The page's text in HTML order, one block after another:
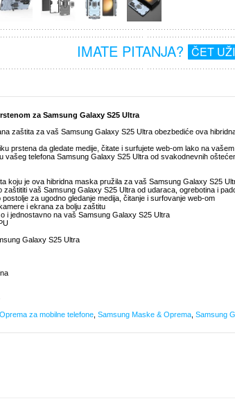
IMATE PITANJA? ČET
za Samsung Galaxy S25 Ultra
zaštita za vaš Samsung Galaxy S25 Ultra obezbediće ova
prstena da gledate medije, čitate i surfujete web-om lako na
vašeg telefona Samsung Galaxy S25 Ultra od svakodnevnih
koju je ova hibridna maska pružila za vaš Samsung Galaxy S25
zaštititi vaš Samsung Galaxy S25 Ultra od udaraca, ogrebotina i
za ugodno gledanje medija, čitanje i surfovanje web-om
i ekrana za bolju zaštitu
i jednostavno na vaš Samsung Galaxy S25 Ultra
Galaxy S25 Ultra
Oprema za mobilne telefone Samsung Maske & Oprema Samsung